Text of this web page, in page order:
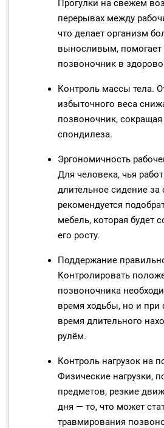
Прогулки на свежем
перерывах между
что делает организм
выносливым, помогает
позвоночник в
Контроль массы тела.
избыточного веса
позвоночник, сокращая
спондилеза.
Эргономичность
Для человека, чья
длительное сидение за
рекомендуется
мебель, которая будет
его росту.
Поддержание
Контролировать
позвоночника
время ходьбы, но и при
время длительного
рулём.
Контроль нагрузок на
Физические нагрузки,
предметов, резкие
дня — то, что может
травмирования